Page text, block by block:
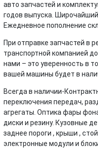
авто запчастей и
годов выпуска.
Ежедневное пополнение
При отправке запчастей в
транспортной компанией
нами – это уверенность в
вашей машины будет в
Всегда в наличии-
переключения передач,
агрегаты. Оптика фары
диски и резину. Кузовные
заднее пороги , крыши ,
электронные модули и